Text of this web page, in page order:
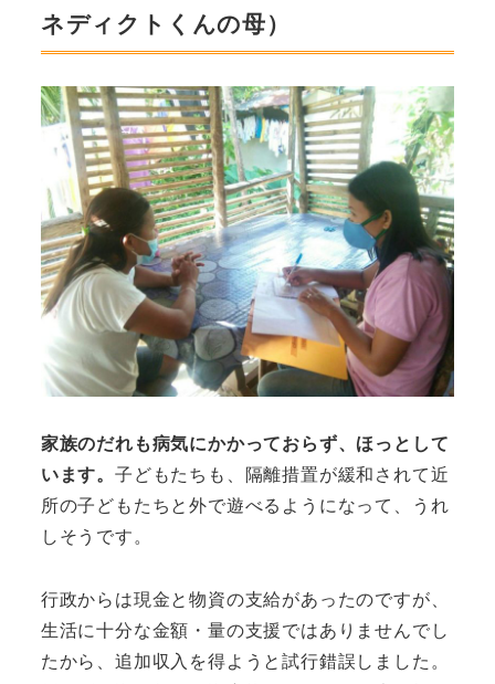
ネディクトくんの母）
家族のだれも病気にかかっておらず、ほっとして
います。 子どもたちも、隔離措置が緩和されて近
所の子どもたちと外で遊べるようになって、うれ
しそうです。
行政からは現金と物資の支給があったのですが、
生活に十分な金額・量の支援ではありませんでし
たから、追加収入を得ようと試行錯誤しました。